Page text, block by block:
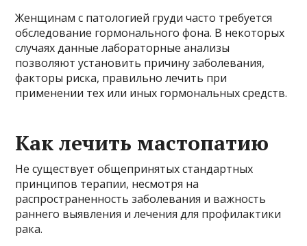
Женщинам с патологией груди часто требуется
обследование гормонального фона. В некоторых
случаях данные лабораторные анализы
позволяют установить причину заболевания,
факторы риска, правильно лечить при
применении тех или иных гормональных средств.
Как лечить мастопатию
Не существует общепринятых стандартных
принципов терапии, несмотря на
распространенность заболевания и важность
раннего выявления и лечения для профилактики
рака.